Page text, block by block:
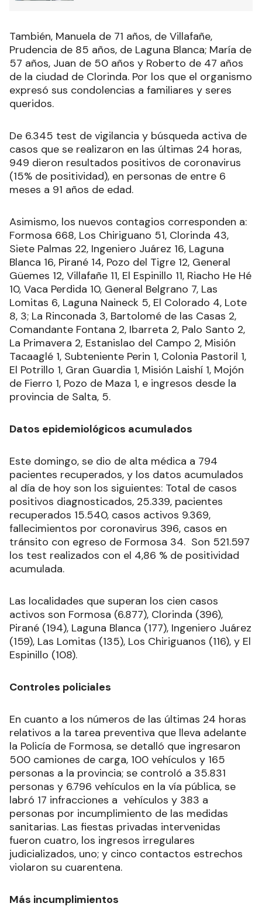
También, Manuela de 71 años, de Villafañe,
Prudencia de 85 años, de Laguna Blanca; María de
57 años, Juan de 50 años y Roberto de 47 años
de la ciudad de Clorinda. Por los que el organismo
expresó sus condolencias a familiares y seres
queridos.
De 6.345 test de vigilancia y búsqueda activa de
casos que se realizaron en las últimas 24 horas,
949 dieron resultados positivos de coronavirus
(15% de positividad), en personas de entre 6
meses a 91 años de edad.
Asimismo, los nuevos contagios corresponden a:
Formosa 668, Los Chiriguano 51, Clorinda 43,
Siete Palmas 22, Ingeniero Juárez 16, Laguna
Blanca 16, Pirané 14, Pozo del Tigre 12, General
Güemes 12, Villafañe 11, El Espinillo 11, Riacho He Hé
10, Vaca Perdida 10, General Belgrano 7, Las
Lomitas 6, Laguna Naineck 5, El Colorado 4, Lote
8, 3; La Rinconada 3, Bartolomé de las Casas 2,
Comandante Fontana 2, Ibarreta 2, Palo Santo 2,
La Primavera 2, Estanislao del Campo 2, Misión
Tacaaglé 1, Subteniente Perin 1, Colonia Pastoril 1,
El Potrillo 1, Gran Guardia 1, Misión Laishí 1, Mojón
de Fierro 1, Pozo de Maza 1, e ingresos desde la
provincia de Salta, 5.
Datos epidemiológicos acumulados
Este domingo, se dio de alta médica a 794
pacientes recuperados, y los datos acumulados
al día de hoy son los siguientes: Total de casos
positivos diagnosticados, 25.339, pacientes
recuperados 15.540, casos activos 9.369,
fallecimientos por coronavirus 396, casos en
tránsito con egreso de Formosa 34. Son 521.597
los test realizados con el 4,86 % de positividad
acumulada.
Las localidades que superan los cien casos
activos son Formosa (6.877), Clorinda (396),
Pirané (194), Laguna Blanca (177), Ingeniero Juárez
(159), Las Lomitas (135), Los Chiriguanos (116), y El
Espinillo (108).
Controles policiales
En cuanto a los números de las últimas 24 horas
relativos a la tarea preventiva que lleva adelante
la Policía de Formosa, se detalló que ingresaron
500 camiones de carga, 100 vehículos y 165
personas a la provincia; se controló a 35.831
personas y 6.796 vehículos en la vía pública, se
labró 17 infracciones a vehículos y 383 a
personas por incumplimiento de las medidas
sanitarias. Las fiestas privadas intervenidas
fueron cuatro, los ingresos irregulares
judicializados, uno; y cinco contactos estrechos
violaron su cuarentena.
Más incumplimientos